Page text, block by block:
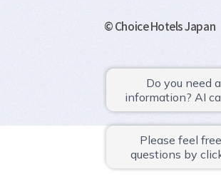
© Choice Hotels Japan